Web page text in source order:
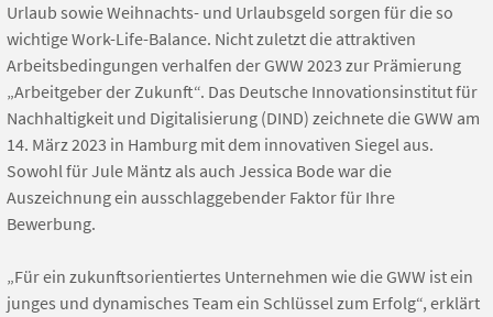
Urlaub sowie Weihnachts- und Urlaubsgeld sorgen für die so
wichtige Work-Life-Balance. Nicht zuletzt die attraktiven
Arbeitsbedingungen verhalfen der GWW 2023 zur Prämierung
„Arbeitgeber der Zukunft“. Das Deutsche Innovationsinstitut für
Nachhaltigkeit und Digitalisierung (DIND) zeichnete die GWW am
14. März 2023 in Hamburg mit dem innovativen Siegel aus.
Sowohl für Jule Mäntz als auch Jessica Bode war die
Auszeichnung ein ausschlaggebender Faktor für Ihre
Bewerbung.
„Für ein zukunftsorientiertes Unternehmen wie die GWW ist ein
junges und dynamisches Team ein Schlüssel zum Erfolg“, erklärt